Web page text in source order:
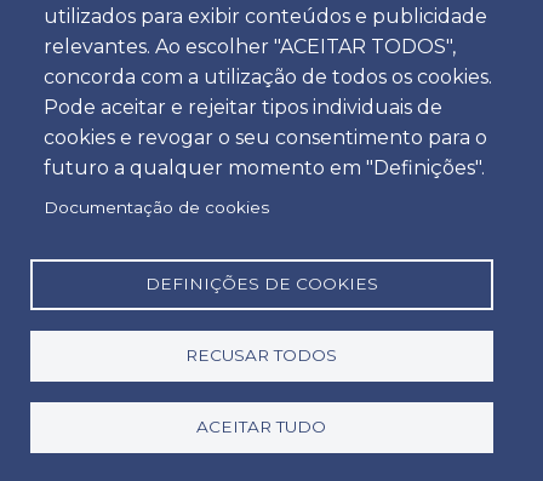
utilizados para exibir conteúdos e publicidade
relevantes. Ao escolher "ACEITAR TODOS",
concorda com a utilização de todos os cookies.
Pode aceitar e rejeitar tipos individuais de
cookies e revogar o seu consentimento para o
futuro a qualquer momento em "Definições".
Documentação de cookies
DEFINIÇÕES DE COOKIES
RECUSAR TODOS
ACEITAR TUDO
Devolução
Localização
Dia
Hora
Hora